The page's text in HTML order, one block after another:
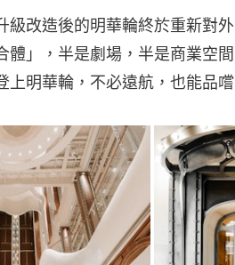
級改造後的明華輪終於重新對
體」，半是劇場，半是商業空
上明華輪，不必遠航，也能品